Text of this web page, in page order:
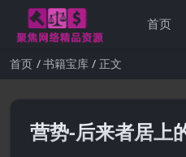
首页
首页 书籍宝库 正文
营势-后来者居上